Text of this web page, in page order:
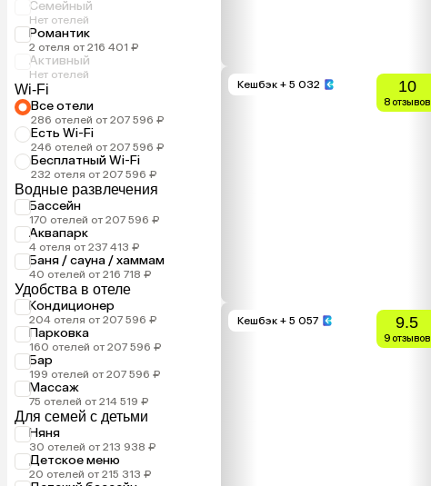
Семейный
Нет отелей
Романтик
2 отеля от 216 401 ₽
Активный
Нет отелей
Wi-Fi
Все отели
286 отелей от 207 596 ₽
Есть Wi-Fi
246 отелей от 207 596 ₽
Бесплатный Wi-Fi
232 отеля от 207 596 ₽
Водные развлечения
Бассейн
170 отелей от 207 596 ₽
Аквапарк
4 отеля от 237 413 ₽
Баня / сауна / хаммам
40 отелей от 216 718 ₽
Удобства в отеле
Кондиционер
204 отеля от 207 596 ₽
Парковка
160 отелей от 207 596 ₽
Бар
199 отелей от 207 596 ₽
Массаж
75 отелей от 214 519 ₽
Для семей с детьми
Няня
30 отелей от 213 938 ₽
Детское меню
20 отелей от 215 313 ₽
Кешбэк + 5 032 10
8 отзывов
Кешбэк + 5 057 9.5
9 отзывов